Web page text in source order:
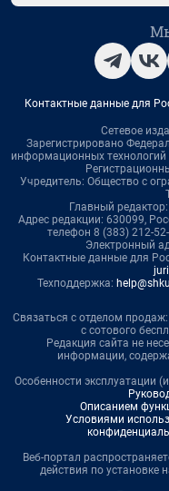
Контактные данные для
Сетевое
Зарегистрировано
информационных
Учредитель: Общество с
Главный
Адрес редакции: 630099,
телефон 8 (383) 212-
Электронный
Контактные данные для
Техподдержка:
Связаться с отделом
с сотового
Редакция сайта не
информации,
Особенности эксплуатации
Описанием
Условиями
Веб-портал
действия по установке